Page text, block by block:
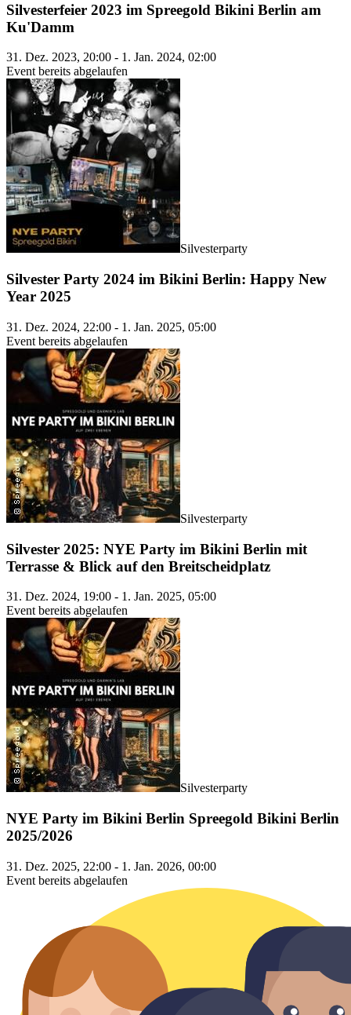
Silvesterfeier 2023 im Spreegold Bikini Berlin am
Ku'Damm
31. Dez. 2023, 20:00 - 1. Jan. 2024, 02:00
Event bereits abgelaufen
Silvesterparty
Silvester Party 2024 im Bikini Berlin: Happy New
Year 2025
31. Dez. 2024, 22:00 - 1. Jan. 2025, 05:00
Event bereits abgelaufen
Silvesterparty
Silvester 2025: NYE Party im Bikini Berlin mit
Terrasse & Blick auf den Breitscheidplatz
31. Dez. 2024, 19:00 - 1. Jan. 2025, 05:00
Event bereits abgelaufen
Silvesterparty
NYE Party im Bikini Berlin Spreegold Bikini Berlin
2025/2026
31. Dez. 2025, 22:00 - 1. Jan. 2026, 00:00
Event bereits abgelaufen